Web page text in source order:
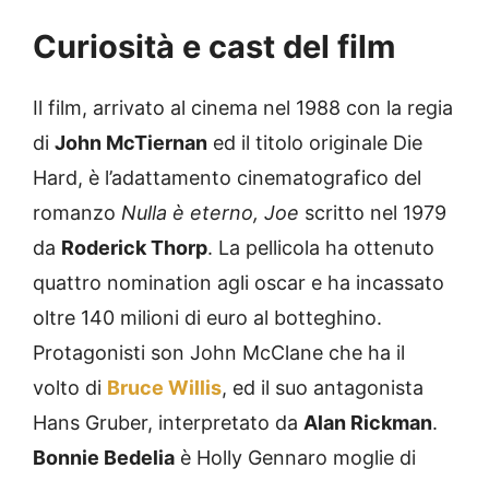
Curiosità e cast del film
Il film, arrivato al cinema nel 1988 con la regia
di John McTiernan ed il titolo originale Die
Hard, è l’adattamento cinematografico del
romanzo Nulla è eterno, Joe scritto nel 1979
da Roderick Thorp. La pellicola ha ottenuto
quattro nomination agli oscar e ha incassato
oltre 140 milioni di euro al botteghino.
Protagonisti son John McClane che ha il
volto di Bruce Willis, ed il suo antagonista
Hans Gruber, interpretato da Alan Rickman.
Bonnie Bedelia è Holly Gennaro moglie di